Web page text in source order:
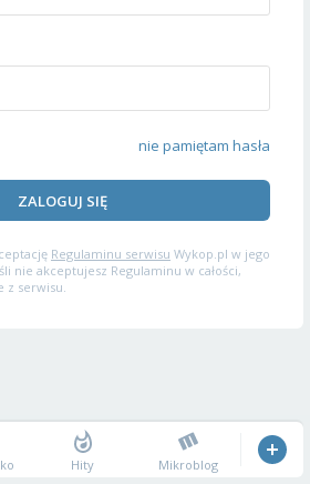
nie pamiętam hasła
ZALOGUJ SIĘ
Regulaminu serwisu Wykop.pl w jego
nie akceptujesz Regulaminu w całości,
z serwisu.
Hity Mikroblog